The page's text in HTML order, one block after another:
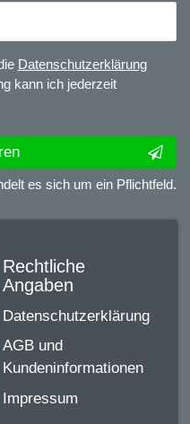
Daten­schutz­erklärung
kann ich jederzeit
es sich um ein Pflichtfeld.
Rechtliche
Angaben
Datenschutzerklärung
AGB und
Kundeninformationen
Impressum